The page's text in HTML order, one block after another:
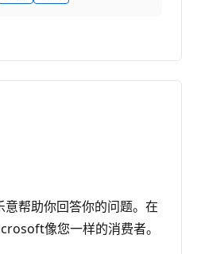
帮助你回答你的问题。在
像您一样的消费者。